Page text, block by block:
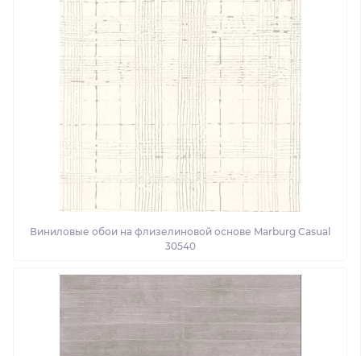
Виниловые обои на флизелиновой основе Marburg Casual
30540